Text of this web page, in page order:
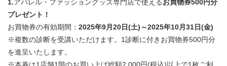
1.アパレル・ファッショングッズ専門店で使えるお買物券500円分
プレゼント！
お買物券の有効期間： 2025年9月20日(土)～2025年10月31日(金)
※複数の診断を受講いただけます。1診断に付きお買物券500円分
を進呈いたします。
※本券は1店舗1階のお買い上げ総額2,000円(税込)以上で1枚ご利